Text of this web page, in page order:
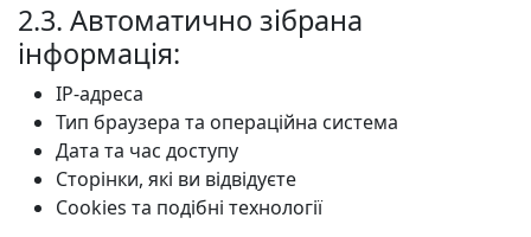
2.3. Автоматично зібрана
інформація:
IP-адреса
Тип браузера та операційна система
Дата та час доступу
Сторінки, які ви відвідуєте
Cookies та подібні технології